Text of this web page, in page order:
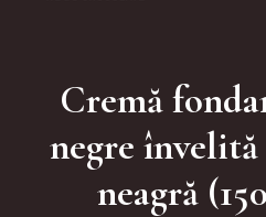
Cremă
negre
neagră